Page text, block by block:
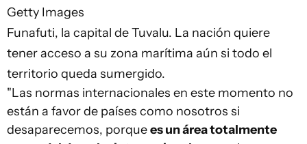
Getty Images
Funafuti, la capital de Tuvalu. La nación quiere
tener acceso a su zona marítima aún si todo el
territorio queda sumergido.
"Las normas internacionales en este momento no
están a favor de países como nosotros si
desaparecemos, porquees un área totalmente